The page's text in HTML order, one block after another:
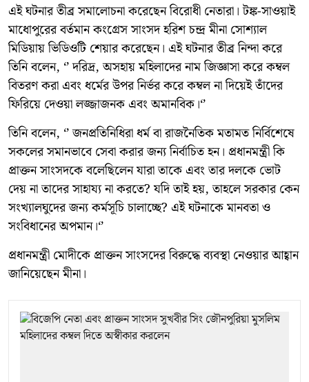
এই ঘটনার তীব্র সমালোচনা করেছেন বিরোধী নেতারা। টঙ্ক-সাওয়াই
মাধোপুরের বর্তমান কংগ্রেস সাংসদ হরিশ চন্দ্র মীনা সোশ্যাল
মিডিয়ায় ভিডিওটি শেয়ার করেছেন। এই ঘটনার তীব্র নিন্দা করে
তিনি বলেন, ‘’ দরিদ্র, অসহায় মহিলাদের নাম জিজ্ঞাসা করে কম্বল
বিতরণ করা এবং ধর্মের উপর নির্ভর করে কম্বল না দিয়েই তাঁদের
ফিরিয়ে দেওয়া লজ্জাজনক এবং অমানবিক।‘’
তিনি বলেন, ‘’ জনপ্রতিনিধিরা ধর্ম বা রাজনৈতিক মতামত নির্বিশেষে
সকলের সমানভাবে সেবা করার জন্য নির্বাচিত হন। প্রধানমন্ত্রী কি
প্রাক্তন সাংসদকে বলেছিলেন যারা তাকে এবং তার দলকে ভোট
দেয় না তাদের সাহায্য না করতে? যদি তাই হয়, তাহলে সরকার কেন
সংখ্যালঘুদের জন্য কর্মসূচি চালাচ্ছে? এই ঘটনাকে মানবতা ও
সংবিধানের অপমান।‘’
প্রধানমন্ত্রী মোদীকে প্রাক্তন সাংসদের বিরুদ্ধে ব্যবস্থা নেওয়ার আহ্বান
জানিয়েছেন মীনা।